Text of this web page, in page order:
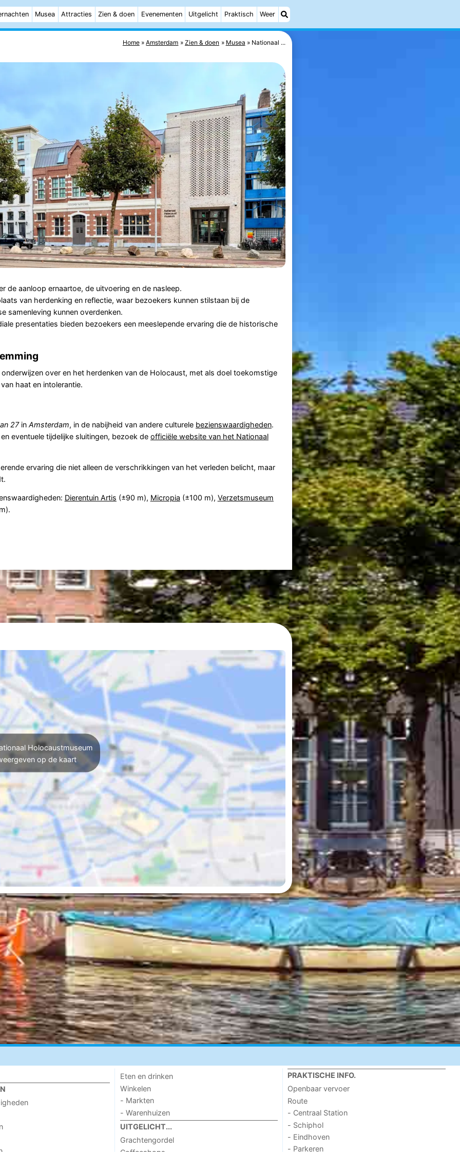
Musea Attracties Zien & doen Evenementen Uitgelicht Praktisch Weer
Home Amsterdam Zien & doen Musea Nationaal ...
de aanloop ernaartoe, de uitvoering en de nasleep.
van herdenking en reflectie, waar bezoekers kunnen stilstaan bij de
samenleving kunnen overdenken.
presentaties bieden bezoekers een meeslepende ervaring die de historische
over en het herdenken van de Holocaust, met als doel toekomstige
haat en intolerantie.
27in Amsterdam, in de nabijheid van andere culturele bezienswaardigheden.
eventuele tijdelijke sluitingen, bezoek de officiële website van het Nationaal
ervaring die niet alleen de verschrikkingen van het verleden belicht, maar
Dierentuin Artis (±90 m), Micropia (±100 m), Verzetsmuseum
Holocaustmuseum
op de kaart
Eten en drinken
Winkelen
- Markten
- Warenhuizen
UITGELICHT...
Grachtengordel
PRAKTISCHE INFO.
Openbaar vervoer
Route
- Centraal Station
- Schiphol
- Eindhoven
- Parkeren